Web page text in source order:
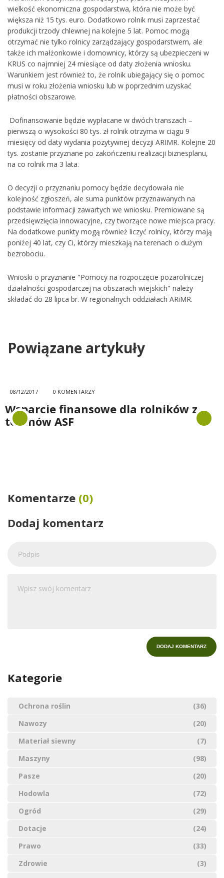
wielkość ekonomiczna gospodarstwa, która nie może być
większa niż 15 tys. euro. Dodatkowo rolnik musi zaprzestać
produkcji trzody chlewnej na kolejne 5 lat. Pomoc mogą
otrzymać nie tylko rolnicy zarządzający gospodarstwem, ale
także ich małżonkowie i domownicy, którzy są ubezpieczeni w
KRUS co najmniej 24 miesiące od daty złożenia wniosku.
Warunkiem jest również to, że rolnik ubiegający się o pomoc
musi w roku złożenia wniosku lub w poprzednim uzyskać
płatności obszarowe.
Dofinansowanie będzie wypłacane w dwóch transzach –
pierwszą o wysokości 80 tys. zł rolnik otrzyma w ciągu 9
miesięcy od daty wydania pozytywnej decyzji ARIMR. Kolejne 20
tys. zostanie przyznane po zakończeniu realizacji biznesplanu,
na co rolnik ma 3 lata.
O decyzji o przyznaniu pomocy będzie decydowała nie
kolejność zgłoszeń, ale suma punktów przyznawanych na
podstawie informacji zawartych we wniosku. Premiowane są
przedsięwzięcia innowacyjne, czy tworzące nowe miejsca pracy.
Na dodatkowe punkty mogą również liczyć rolnicy, którzy mają
poniżej 40 lat, czy Ci, którzy mieszkają na terenach o dużym
bezrobociu.
Wnioski o przyznanie "Pomocy na rozpoczęcie pozarolniczej
działalności gospodarczej na obszarach wiejskich" należy
składać do 28 lipca br. W regionalnych oddziałach ARiMR.
Powiązane artykuły
08/12/2017 0 KOMENTARZY
Wsparcie finansowe dla rolników z
terenów ASF
Komentarze (0)
Dodaj komentarz
Kategorie
Ochrona roślin
(36)
Nawozy
(20)
Materiał siewny
(7)
Maszyny
(98)
Pasze
(20)
Hodowla
(72)
Ogród
(29)
Dotacje
(24)
Prawo
(33)
Zdrowie
(3)